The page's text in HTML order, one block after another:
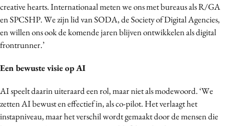
creative hearts. Internationaal meten we ons met bureaus als R/GA
en SPCSHP. We zijn lid van SODA, de Society of Digital Agencies,
en willen ons ook de komende jaren blijven ontwikkelen als digital
frontrunner.’
Een bewuste visie op AI
AI speelt daarin uiteraard een rol, maar niet als modewoord. ‘We
zetten AI bewust en effectief in, als co-pilot. Het verlaagt het
instapniveau, maar het verschil wordt gemaakt door de mensen die